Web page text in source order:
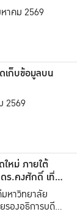
าคม 2569
เก็บข้อมูลบน
2569
หม่ ภายใต้
.คงศักดิ์ เที่ยง
หาวิทยาลัย
องอธิการบดีทั้ง